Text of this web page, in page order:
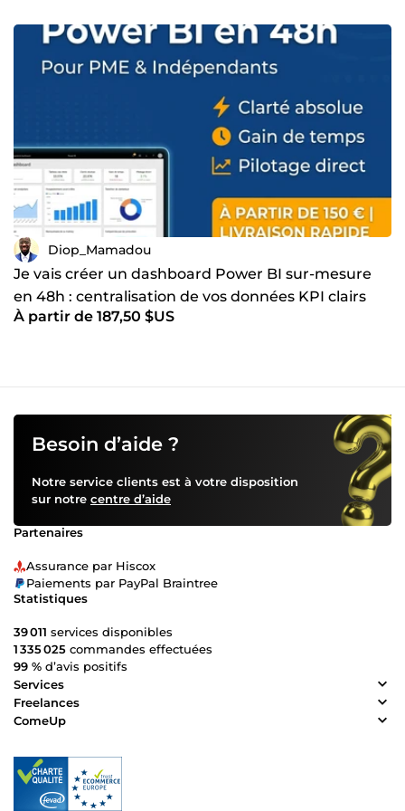
Diop_Mamadou
Je vais créer un dashboard Power BI sur-mesure
en 48h : centralisation de vos données KPI clairs
À partir de 187,50 $US
Besoin d’aide ?
Notre service clients est à votre disposition
sur notre centre d’aide
Partenaires
Assurance par Hiscox
Paiements par PayPal Braintree
Statistiques
39 011 services disponibles
1 335 025 commandes effectuées
99 % d’avis positifs
Services
Freelances
ComeUp